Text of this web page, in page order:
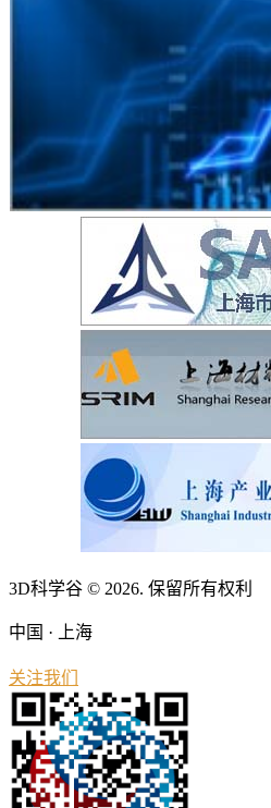
3D科学谷 © 2026. 保留所有权利
中国 · 上海
关注我们